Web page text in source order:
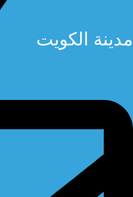
مدينة الكويت